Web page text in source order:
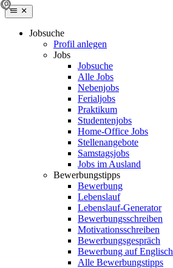
Jobsuche
Profil anlegen
Jobs
Jobsuche
Alle Jobs
Nebenjobs
Ferialjobs
Praktikum
Studentenjobs
Home-Office Jobs
Stellenangebote
Samstagsjobs
Jobs im Ausland
Bewerbungstipps
Bewerbung
Lebenslauf
Lebenslauf-Generator
Bewerbungsschreiben
Motivationsschreiben
Bewerbungsgespräch
Bewerbung auf Englisch
Alle Bewerbungstipps